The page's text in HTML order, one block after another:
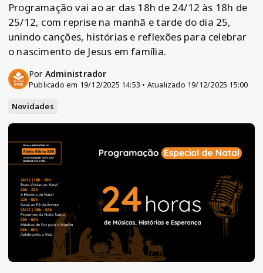
Programação vai ao ar das 18h de 24/12 às 18h de
25/12, com reprise na manhã e tarde do dia 25,
unindo canções, histórias e reflexões para celebrar
o nascimento de Jesus em família.
Por Administrador
Publicado em 19/12/2025 14:53 • Atualizado 19/12/2025 15:00
Novidades